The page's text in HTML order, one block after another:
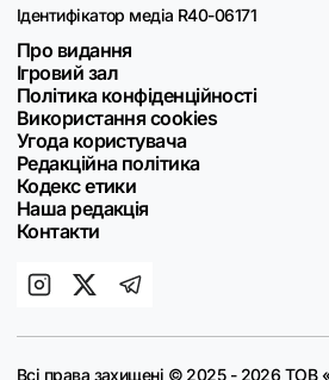
Ідентифікатор медіа R40-06171
Про видання
Ігровий зал
Політика конфіденційності
Використання cookies
Угода користувача
Редакційна політика
Кодекс етики
Наша редакція
Контакти
Всі права захищені © 2025 - 2026